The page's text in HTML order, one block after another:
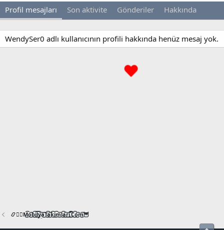
Profil mesajları Son aktivite Gönderiler Hakkında
WendySer0 adlı kullanıcının profili hakkında henüz mesaj yok.
📿🧙‍♂️M͜͡o͜͡b͜͡i͜͡l͜͡y͜͡a͜͡T͜͡a͜͡k͜͡i͜͡m͜͡l͜͡a͜͡r͜͡i͜͡.͜͡C͜͡o͜͡m͜͡🦉